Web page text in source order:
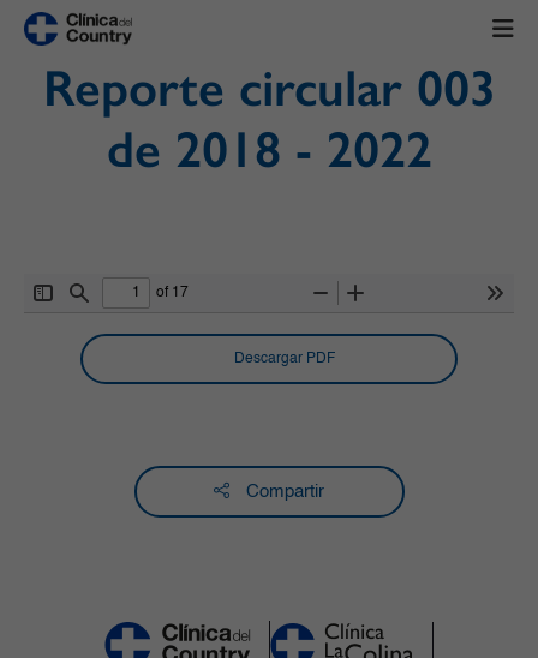
Reporte circular 003
de 2018 - 2022
ToggleFind
of 17
Zoom
Descargar PDF
Compartir